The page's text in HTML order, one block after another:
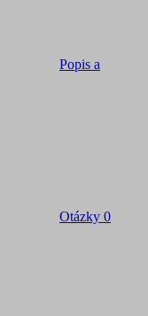
Popis a
Otázky 0